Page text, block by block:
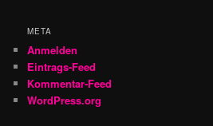
META
Anmelden
Eintrags-Feed
Kommentar-Feed
WordPress.org